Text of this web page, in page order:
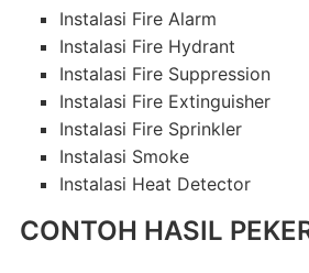
Instalasi Fire Alarm
Instalasi Fire Hydrant
Instalasi Fire Suppression
Instalasi Fire Extinguisher
Instalasi Fire Sprinkler
Instalasi Smoke
Instalasi Heat Detector
CONTOH HASIL